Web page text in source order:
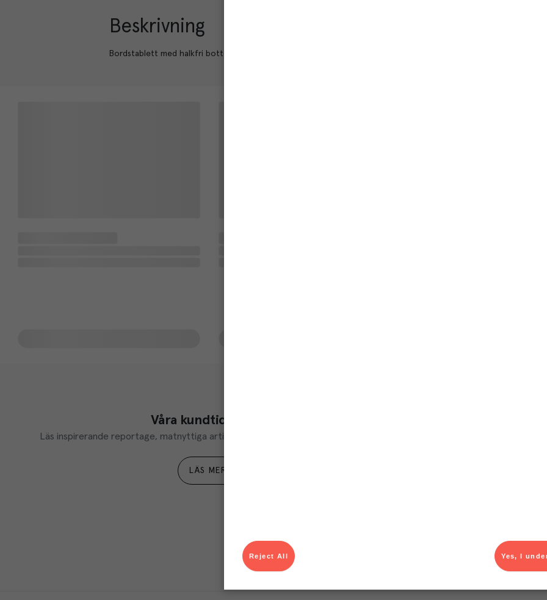
Beskrivning
Bordstablett med halkfri botten.
Våra kundtidningar
Läs inspirerande reportage, matnyttiga artiklar och ta del av aktuella kampanjer.
LÄS MER
Du som är Menigo-
Yes, I
Reject All